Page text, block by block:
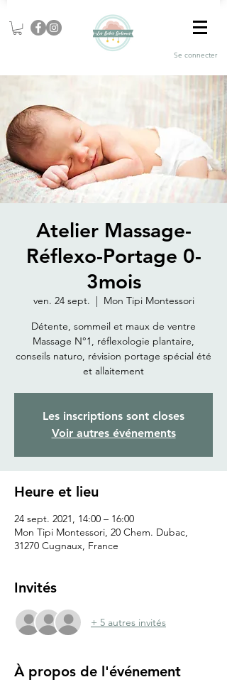
Se connecter
Atelier Massage-
Réflexo-Portage 0-
3mois
ven. 24 sept.
  |
Mon Tipi Montessori
Détente, sommeil et maux de ventre
Massage N°1, réflexologie plantaire,
conseils naturo, révision portage spécial été
et allaitement
Les inscriptions sont closes
Voir autres événements
Heure et lieu
24 sept. 2021, 14:00 – 16:00
Mon Tipi Montessori, 20 Chem. Dubac,
31270 Cugnaux, France
Invités
+ 5 autres invités
À propos de l'événement